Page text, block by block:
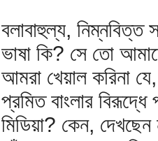
বলাবাহুল্য, নিম্নবিত্ত
ভাষা কি? সে তো
আমরা খেয়াল করিনা
প্রমিত বাংলার
মিডিয়া? কেন, দেখছেন